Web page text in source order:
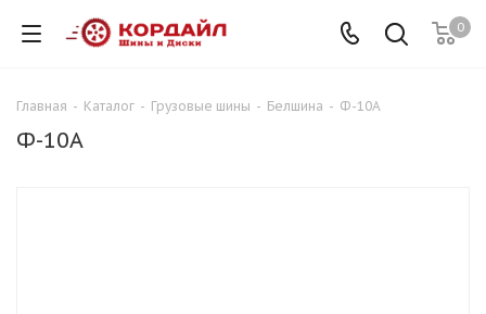
0
Главная - Каталог - Грузовые шины - Белшина - Ф-10А
Ф-10А